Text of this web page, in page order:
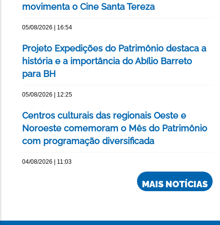
movimenta o Cine Santa Tereza
05/08/2026 | 16:54
Projeto Expedições do Patrimônio destaca a
história e a importância do Abílio Barreto
para BH
05/08/2026 | 12:25
Centros culturais das regionais Oeste e
Noroeste comemoram o Mês do Patrimônio
com programação diversificada
04/08/2026 | 11:03
MAIS NOTÍCIAS